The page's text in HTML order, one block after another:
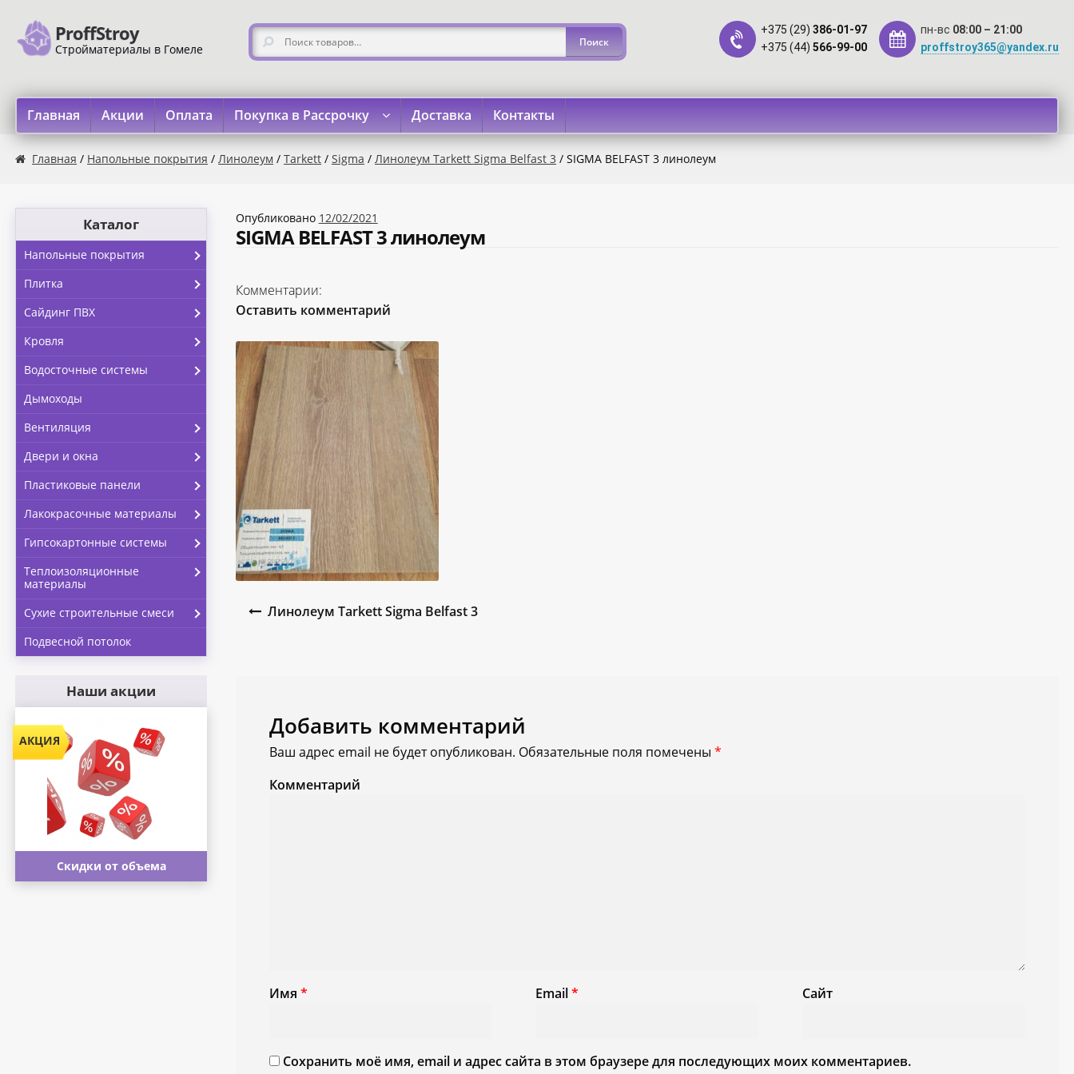
Перейти к навигации
Перейти к содержимому
ProffStroy
Стройматериалы в Гомеле
Искать: +375 (29) 386-01-97
+375 (44) 566-99-00
пн-вс 08:00 – 21:00
proffstroy365@yandex.ru
Главная Акции Оплата Покупка в Рассрочку Доставка Контакты
Главная «SMART Карта» «Карта FUN» «Карта МАГНИТ» «Карта Покупок»«Карта Халва»Доставка Каталог
Главная / Напольные покрытия / Линолеум /Tarkett /Sigma / Линолеум Tarkett Sigma Belfast 3 / SIGMA BELFAST 3 линолеум
Опубликовано 12/02/2021
SIGMA BELFAST 3 линолеум
Комментарии:
Оставить комментарий
Навигация по записям
Линолеум Tarkett Sigma Belfast 3
Добавить комментарий
Ваш адрес email не будет опубликован. Обязательные поля помечены *
Комментарий
Имя * Email* Сайт
Сохранить моё имя, email и адрес сайта в этом браузере для последующих моих комментариев.
Каталог
Напольные покрытия
Плитка
Сайдинг ПВХ
Кровля
Водосточные системы
Дымоходы
Вентиляция
Двери и окна
Пластиковые панели
Лакокрасочные материалы
Гипсокартонные системы
Теплоизоляционные
материалы
Сухие строительные смеси
Подвесной потолок
Наши акции
Скидки от объема